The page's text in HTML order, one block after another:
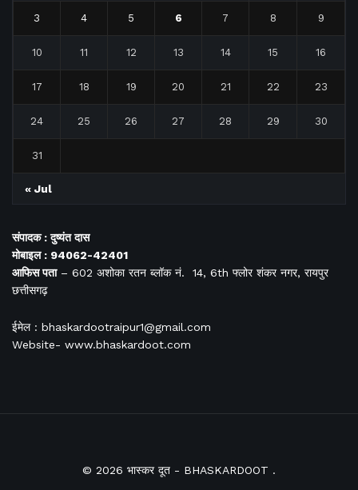
3 4 5 6 7 8 9
10 11 12 13 14 15 16
17 18 19 20 21 22 23
24 25 26 27 28 29 30
31
« Jul
संपादक : दुष्यंत दास
मोबाइल : 94062-42401
आफिसपता– 602 अशोका रतन ब्लॉक नं. 14, 6th फ्लोर शंकर नगर, रायपुर
छत्तीसगढ़
ईमेल : bhaskardootraipur1@gmail.com
Website- www.bhaskardoot.com
© 2026 भास्कर दूत - BHASKARDOOT .